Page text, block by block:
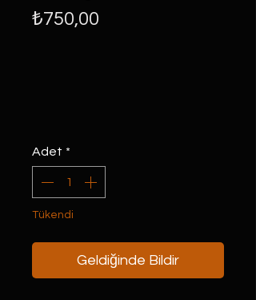
₺750,00
Adet *
Tükendi
Geldiğinde Bildir